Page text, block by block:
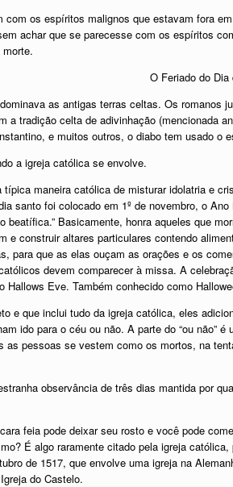
os espíritos malignos que estavam fora
achar que se parecesse com os espíritos
O Feriado do Dia
as antigas terras celtas. Os
a tradição celta de adivinhação (mencionada
e muitos outros, o diabo tem usado o
a igreja católica se envolve.
maneira católica de misturar idolatria e
santo foi colocado em 1º de novembro, o
beatífica.” Basicamente, honra aqueles que
e construir altares particulares contendo
para que as elas ouçam as orações e os
devem comparecer à missa. A
Hallows Eve. Também conhecido como
e que inclui tudo da igreja católica, eles
ido para o céu ou não. A parte do “ou
pessoas se vestem como os mortos, na
observância de três dias mantida por
feia pode deixar seu rosto e você pode
É algo raramente citado pela igreja
de 1517, que envolve uma igreja na
do Castelo.